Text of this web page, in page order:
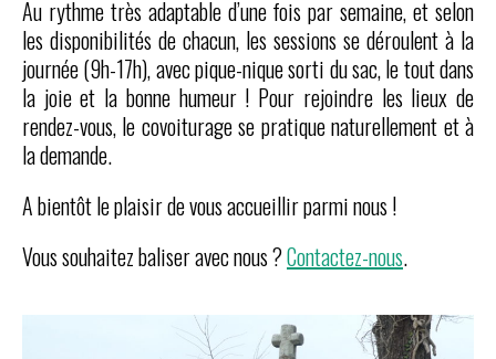
Au rythme très adaptable d’une fois par semaine, et selon
les disponibilités de chacun, les sessions se déroulent à la
journée (9h-17h), avec pique-nique sorti du sac, le tout dans
la joie et la bonne humeur ! Pour rejoindre les lieux de
rendez-vous, le covoiturage se pratique naturellement et à
la demande.
A bientôt le plaisir de vous accueillir parmi nous !
Vous souhaitez baliser avec nous ?Contactez-nous.